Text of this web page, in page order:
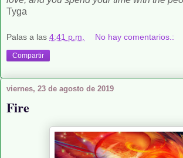
Tyga
Palas a las 4:41 p.m. No hay comentarios.:
Compartir
viernes, 23 de agosto de 2019
Fire